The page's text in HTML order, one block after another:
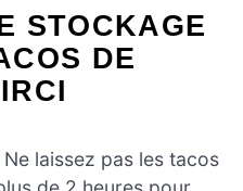
STOCKAGE
DE
Ne laissez pas les tacos